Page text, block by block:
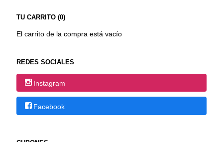
TU CARRITO (0)
El carrito de la compra está vacío
REDES SOCIALES
Instagram
Facebook